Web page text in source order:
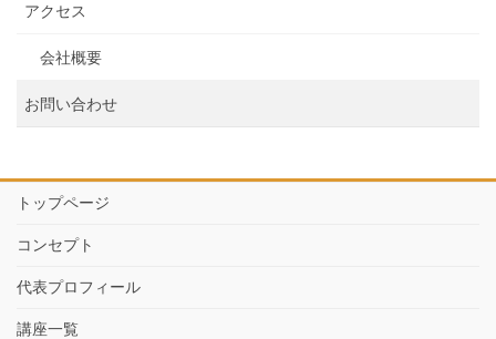
アクセス
会社概要
お問い合わせ
トップページ
コンセプト
代表プロフィール
講座一覧